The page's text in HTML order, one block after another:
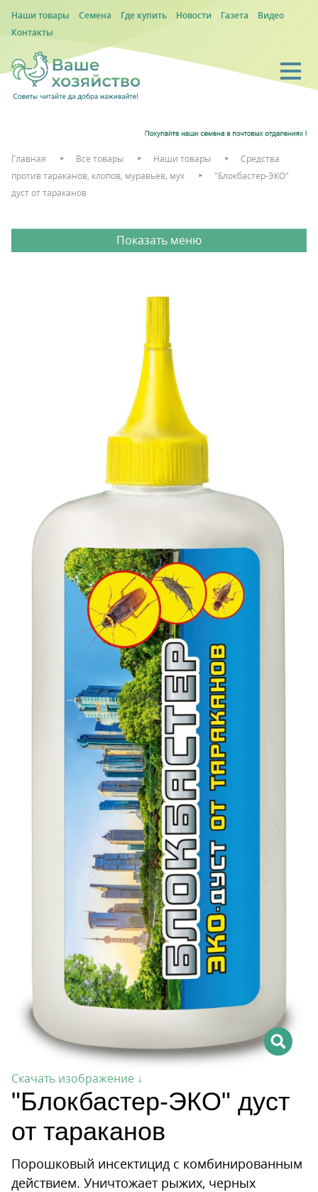
Наши товары Семена Где купить Новости Газета
Видео
Контакты
Главная Все товары Наши товары
Средства
против тараканов, клопов, муравьев, мух
"Блокбастер-ЭКО"
дуст от тараканов
Скачать изображение ↓
"Блокбастер-ЭКО" дуст
от тараканов
Порошковый инсектицид с комбинированным
действием. Уничтожает рыжих, черных